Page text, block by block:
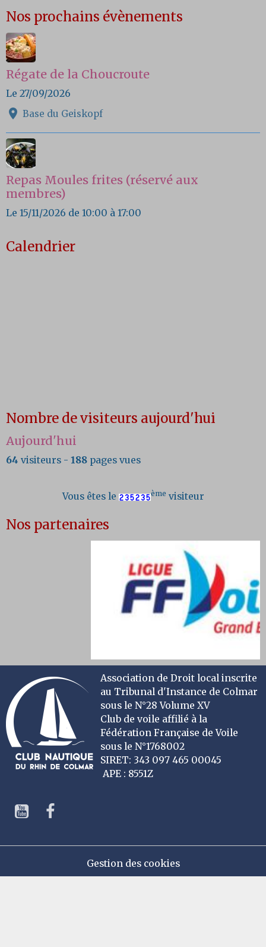
Nos prochains évènements
Régate de la Choucroute
Le 27/09/2026
Base du Geiskopf
Repas Moules frites (réservé aux
membres)
Le 15/11/2026 de 10:00 à 17:00
Calendrier
Nombre de visiteurs aujourd'hui
Aujourd'hui
64 visiteurs - 188 pages vues
Vous êtes le ème visiteur
Nos partenaires
Association de Droit local inscrite
au Tribunal d'Instance de Colmar
sous le N°28 Volume XV
Club de voile affilié à la
Fédération Française de Voile
sous le N°1768002
SIRET: 343 097 465 00045
APE : 8551Z
Gestion des cookies